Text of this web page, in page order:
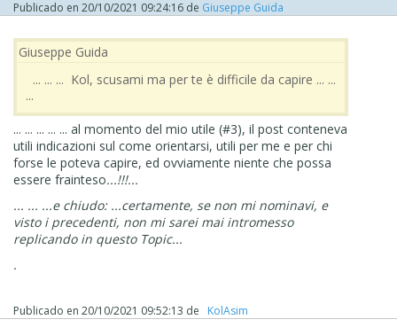
Publicado en 20/10/2021 09:24:16 de Giuseppe Guida
Giuseppe Guida
‪ ... ... ... Kol, scusami ma per te è difficile da capire ... ...
...
... ... ... ... ... al momento del mio utile (#3), il post conteneva
utili indicazioni sul come orientarsi, utili per me e per chi
forse le poteva capire, ed ovviamente niente che possa
essere frainteso...!!!...
... ... ...e chiudo: ...certamente, se non mi nominavi, e
visto i precedenti, non mi sarei mai intromesso
replicando in questo Topic...
.
Publicado en 20/10/2021 09:52:13 de ‪ KolAsim ‪ ‪